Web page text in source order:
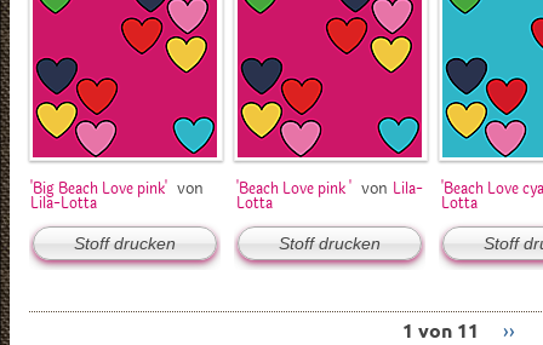
'Big Beach Love pink' von
Lila-Lotta
Stoff drucken
'Beach Love pink ' von Lila-
Lotta
Stoff drucken
'Beach Love
Lotta
Stoff
1 von 11 ››